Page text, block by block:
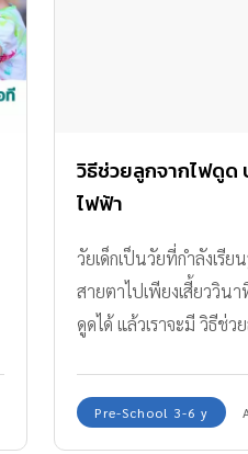
วิธีช่วยลูกจากไฟดู
ไฟฟ้า
วัยเด็กเป็นวัยที่กำลังเรี
สายตาไปเพียงเสี้ยววิน
ดูดได้ แล้วเราจะมี วิธีช่
Pre-School 3-6 y